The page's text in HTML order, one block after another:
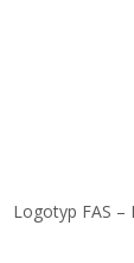
Logotyp FAS –